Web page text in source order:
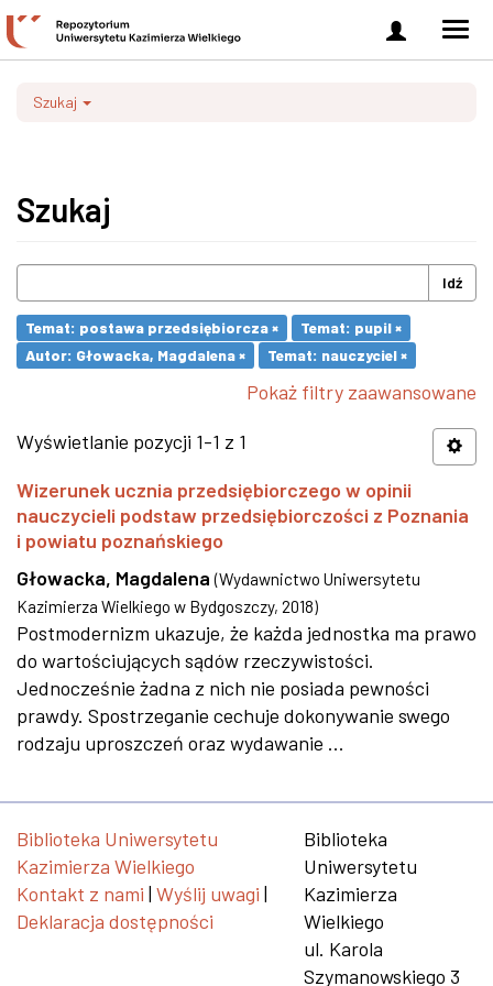
Zaloguj
się
Szukaj
Szukaj
Idź
Temat: postawa przedsiębiorcza ×
Temat: pupil ×
Autor: Głowacka, Magdalena ×
Temat: nauczyciel ×
Pokaż filtry zaawansowane
Wyświetlanie pozycji 1-1 z 1
Wizerunek ucznia przedsiębiorczego w opinii
nauczycieli podstaw przedsiębiorczości z Poznania
i powiatu poznańskiego
Głowacka, Magdalena (Wydawnictwo Uniwersytetu
Kazimierza Wielkiego w Bydgoszczy, 2018)
Postmodernizm ukazuje, że każda jednostka ma prawo
do wartościujących sądów rzeczywistości.
Jednocześnie żadna z nich nie posiada pewności
prawdy. Spostrzeganie cechuje dokonywanie swego
rodzaju uproszczeń oraz wydawanie ...
Biblioteka Uniwersytetu
Kazimierza Wielkiego
Kontakt z nami | Wyślij uwagi |
Deklaracja dostępności
Biblioteka
Uniwersytetu
Kazimierza
Wielkiego
ul. Karola
Szymanowskiego 3